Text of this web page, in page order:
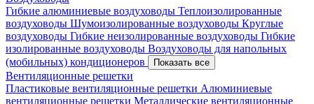
Гибкие алюминиевые воздуховоды Теплоизолированные
воздуховоды Шумоизолированные воздуховоды Круглые
воздуховоды Гибкие неизолированные воздуховоды Гибкие
изолированные воздуховоды Воздуховоды для напольных
(мобильных) кондиционеров
Показать все
Вентиляционные решетки
Пластиковые вентиляционные решетки Алюминиевые
вентиляционные решетки Металлические вентиляционные